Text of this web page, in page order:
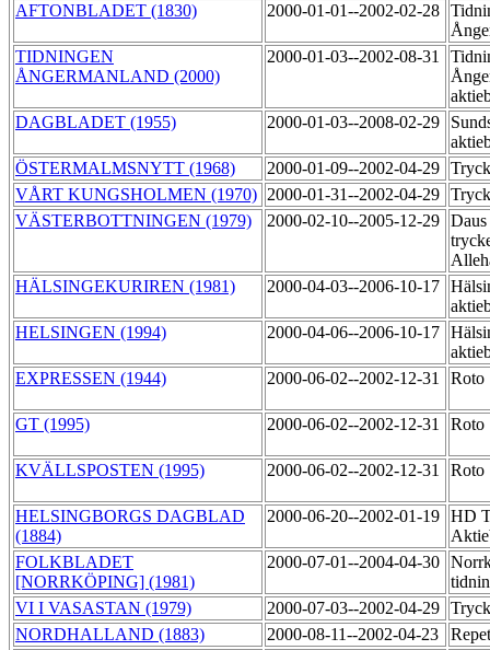
AFTONBLADET (1830)
2000-01-01--2002-02-28
TIDNINGEN
ÅNGERMANLAND (2000)
2000-01-03--2002-08-31
DAGBLADET (1955)
2000-01-03--2008-02-29
ÖSTERMALMSNYTT (1968)
2000-01-09--2002-04-29
VÅRT KUNGSHOLMEN (1970) 2000-01-31--2002-04-29
VÄSTERBOTTNINGEN (1979)
2000-02-10--2005-12-29 Daus
HÄLSINGEKURIREN (1981)
2000-04-03--2006-10-17
HELSINGEN (1994)
2000-04-06--2006-10-17
EXPRESSEN (1944)
2000-06-02--2002-12-31 Roto
GT (1995) 2000-06-02--2002-12-31 Roto
KVÄLLSPOSTEN (1995) 2000-06-02--2002-12-31 Roto
HELSINGBORGS DAGBLAD
(1884)
2000-06-20--2002-01-19 HD
FOLKBLADET
[NORRKÖPING] (1981)
2000-07-01--2004-04-30
VI I VASASTAN (1979)
2000-07-03--2002-04-29
NORDHALLAND (1883)
2000-08-11--2002-04-23